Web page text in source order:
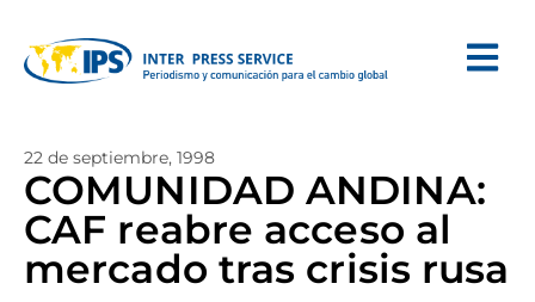
22 de septiembre, 1998
COMUNIDAD ANDINA:
CAF reabre acceso al
mercado tras crisis rusa